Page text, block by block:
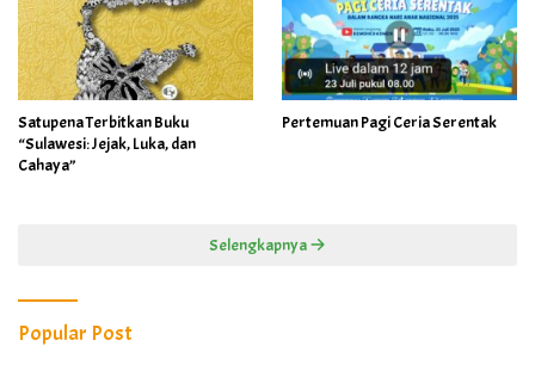
Satupena Terbitkan Buku
“Sulawesi: Jejak, Luka, dan
Cahaya”
Pertemuan Pagi Ceria Serentak
Selengkapnya
Popular Post